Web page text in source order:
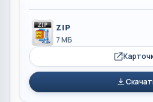
ZIP
7 МБ